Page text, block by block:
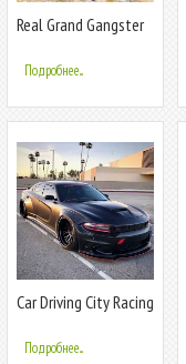
Real Grand Gangster
Подробнее...
Car Driving City Racing
Подробнее...